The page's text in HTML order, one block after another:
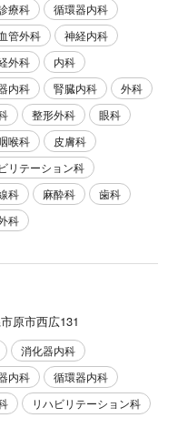
療科
循環器内科
管外科
神経内科
外科
内科
内科
腎臓内科
外科
整形外科
眼科
喉科
皮膚科
リテーション科
科
麻酔科
歯科
科
原市西広131
消化器内科
内科
循環器内科
リハビリテーション科